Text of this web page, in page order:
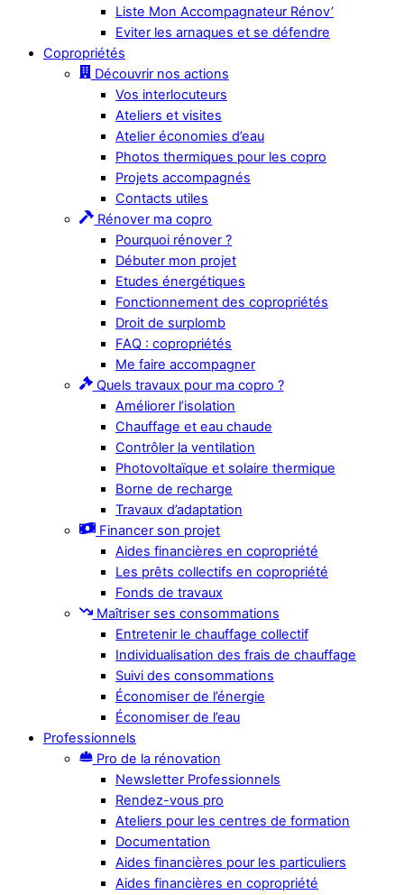
Liste Mon Accompagnateur Rénov’
Eviter les arnaques et se défendre
Copropriétés
Découvrir nos actions
Vos interlocuteurs
Ateliers et visites
Atelier économies d’eau
Photos thermiques pour les copro
Projets accompagnés
Contacts utiles
Rénover ma copro
Pourquoi rénover ?
Débuter mon projet
Etudes énergétiques
Fonctionnement des copropriétés
Droit de surplomb
FAQ : copropriétés
Me faire accompagner
Quels travaux pour ma copro ?
Améliorer l’isolation
Chauffage et eau chaude
Contrôler la ventilation
Photovoltaïque et solaire thermique
Borne de recharge
Travaux d’adaptation
Financer son projet
Aides financières en copropriété
Les prêts collectifs en copropriété
Fonds de travaux
Maîtriser ses consommations
Entretenir le chauffage collectif
Individualisation des frais de chauffage
Suivi des consommations
Économiser de l’énergie
Économiser de l’eau
Professionnels
Pro de la rénovation
Newsletter Professionnels
Rendez-vous pro
Ateliers pour les centres de formation
Documentation
Aides financières pour les particuliers
Aides financières en copropriété